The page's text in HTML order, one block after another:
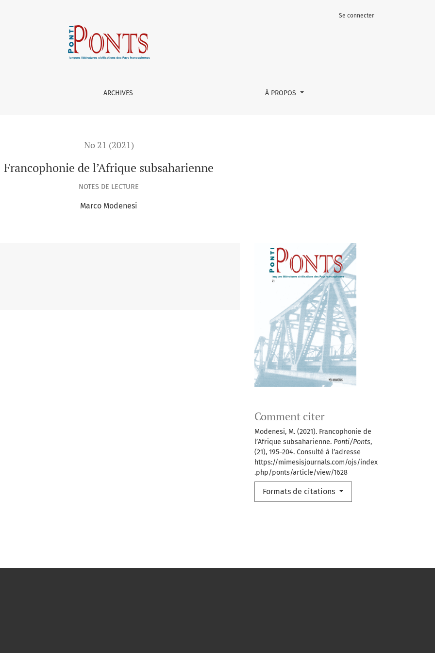
ARCHIVES À PROPOS
Se connecter
No 21 (2021)
Francophonie de l’Afrique subsaharienne
NOTES DE LECTURE
Marco Modenesi
Comment citer
Modenesi, M. (2021). Francophonie de
l’Afrique subsaharienne. Ponti/Ponts,
(21), 195–204. Consulté à l’adresse
https://mimesisjournals.com/ojs/index
.php/ponts/article/view/1628
Formats de citations